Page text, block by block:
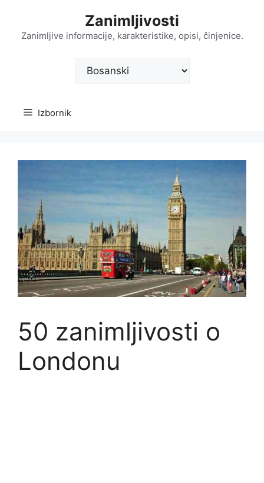
sadržaj
Zanimljivosti
Zanimljive informacije, karakteristike, opisi, činjenice.
Odaberite
Izbornik
50 zanimljivosti o
Londonu